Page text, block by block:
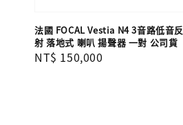
法國 FOCAL Vestia N4 3音路低音反
射 落地式 喇叭 揚聲器 一對 公司貨
Regular
NT$ 150,000